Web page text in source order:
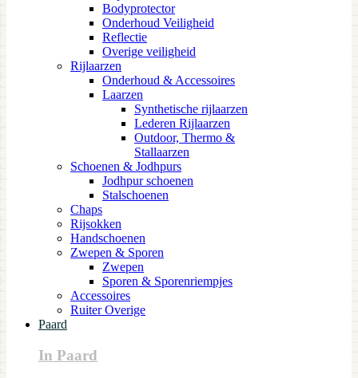
Bodyprotector
Onderhoud Veiligheid
Reflectie
Overige veiligheid
Rijlaarzen
Onderhoud & Accessoires
Laarzen
Synthetische rijlaarzen
Lederen Rijlaarzen
Outdoor, Thermo &
Stallaarzen
Schoenen & Jodhpurs
Jodhpur schoenen
Stalschoenen
Chaps
Rijsokken
Handschoenen
Zwepen & Sporen
Zwepen
Sporen & Sporenriempjes
Accessoires
Ruiter Overige
Paard
In Paard